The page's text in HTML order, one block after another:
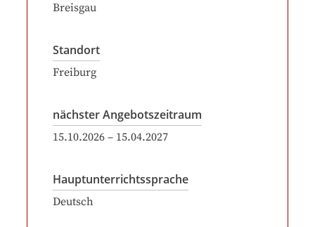
Breisgau
Standort
Freiburg
nächster Angebotszeitraum
15.10.2026 – 15.04.2027
Hauptunterrichtssprache
Deutsch